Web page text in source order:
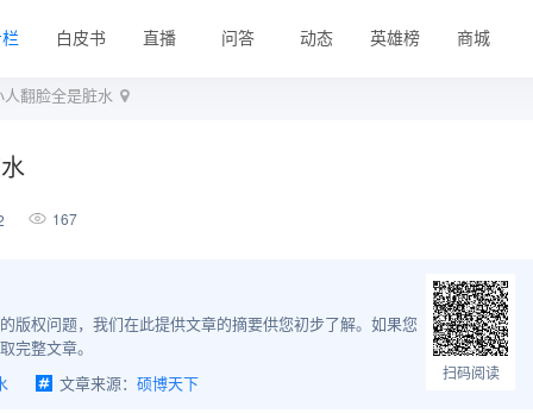
白皮书 直播 问答 动态 英雄榜 商城
翻脸全是脏水
167
版权问题，我们在此提供文章的摘要供您初步了解。如果您
完整文章。
文章来源： 硕博天下 扫码阅读